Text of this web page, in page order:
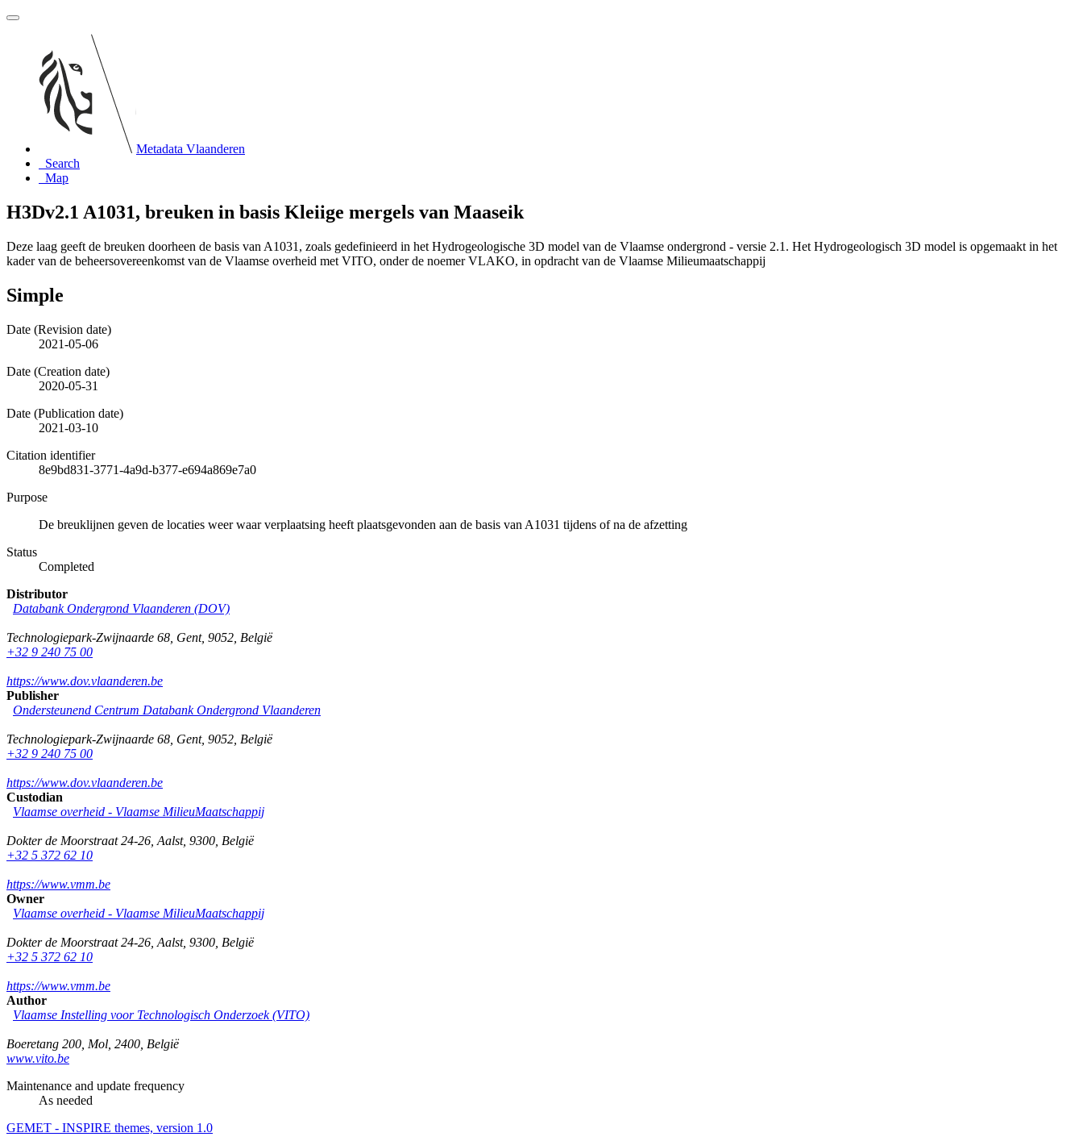
Metadata Vlaanderen
Search
Map
H3Dv2.1 A1031, breuken in basis Kleiige mergels van Maaseik
Deze laag geeft de breuken doorheen de basis van A1031, zoals gedefinieerd in het Hydrogeologische 3D model van de Vlaamse ondergrond - versie 2.1. Het Hydrogeologisch 3D model is opgemaakt in het
kader van de beheersovereenkomst van de Vlaamse overheid met VITO, onder de noemer VLAKO, in opdracht van de Vlaamse Milieumaatschappij
Simple
Date (Revision date)
2021-05-06
Date (Creation date)
2020-05-31
Date (Publication date)
2021-03-10
Citation identifier
8e9bd831-3771-4a9d-b377-e694a869e7a0
Purpose
De breuklijnen geven de locaties weer waar verplaatsing heeft plaatsgevonden aan de basis van A1031 tijdens of na de afzetting
Status
Completed
Distributor
Databank Ondergrond Vlaanderen (DOV)
Technologiepark-Zwijnaarde 68 Gent, 9052 België
+32 9 240 75 00
https://www.dov.vlaanderen.be
Publisher
Ondersteunend Centrum Databank Ondergrond Vlaanderen
Technologiepark-Zwijnaarde 68 Gent, 9052 België
+32 9 240 75 00
https://www.dov.vlaanderen.be
Custodian
Vlaamse overheid - Vlaamse MilieuMaatschappij
Dokter de Moorstraat 24-26 Aalst, 9300 België
+32 5 372 62 10
https://www.vmm.be
Owner
Vlaamse overheid - Vlaamse MilieuMaatschappij
Dokter de Moorstraat 24-26 Aalst, 9300 België
+32 5 372 62 10
https://www.vmm.be
Author
Vlaamse Instelling voor Technologisch Onderzoek (VITO)
Boeretang 200 Mol 2400 België
www.vito.be
Maintenance and update frequency
As needed
GEMET - INSPIRE themes, version 1.0